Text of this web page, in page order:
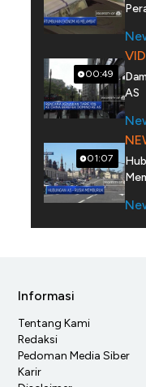
00:49
AS
01:07
Informasi
Tentang Kami
Redaksi
Pedoman Media Siber
Karir